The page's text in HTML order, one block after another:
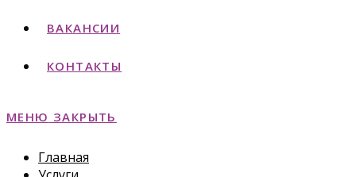
ВАКАНСИИ
КОНТАКТЫ
МЕНЮ ЗАКРЫТЬ
Главная